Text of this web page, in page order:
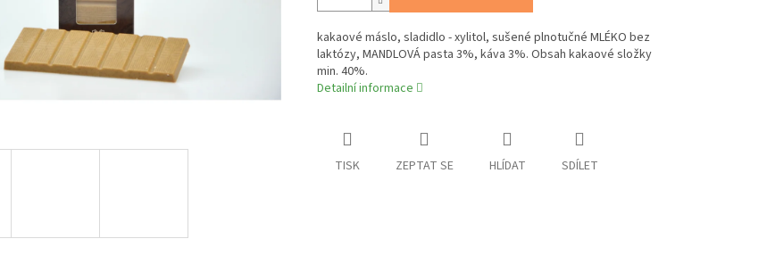
kakaové máslo, sladidlo - xylitol, sušené plnotučné MLÉKO bez
laktózy, MANDLOVÁ pasta 3%, káva 3%. Obsah kakaové složky
min. 40%.
Detailní informace
TISK ZEPTAT SE HLÍDAT SDÍLET